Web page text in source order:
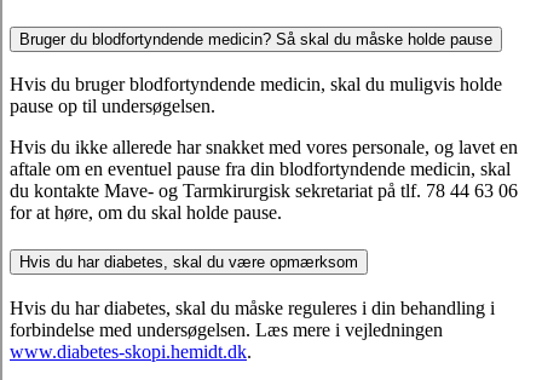
Bruger du blodfortyndende medicin? Så skal du måske holde pause
Hvis du bruger blodfortyndende medicin, skal du muligvis holde
pause op til undersøgelsen.
Hvis du ikke allerede har snakket med vores personale, og lavet en
aftale om en eventuel pause fra din blodfortyndende medicin, skal
du kontakte Mave- og Tarmkirurgisk sekretariat på tlf. 78 44 63 06
for at høre, om du skal holde pause.
Hvis du har diabetes, skal du være opmærksom
Hvis du har diabetes, skal du måske reguleres i din behandling i
forbindelse med undersøgelsen. Læs mere i vejledningen
www.diabetes-skopi.hemidt.dk.